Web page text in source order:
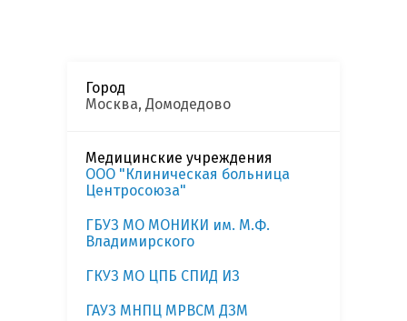
Город
Москва, Домодедово
Медицинские учреждения
ООО "Клиническая больница
Центросоюза"
ГБУЗ МО МОНИКИ им. М.Ф.
Владимирского
ГКУЗ МО ЦПБ СПИД ИЗ
ГАУЗ МНПЦ МРВСМ ДЗМ